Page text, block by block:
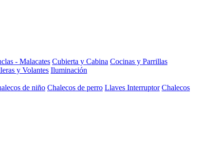
- Malacates Cubierta y Cabina Cocinas y Parrillas
y Volantes Iluminación
de niño Chalecos de perro Llaves Interruptor Chalecos